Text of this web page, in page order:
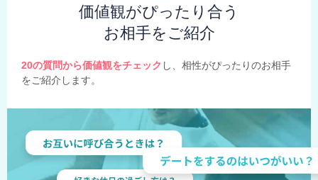
価値観がぴったり合う
お相手をご紹介
20の質問から価値観をチェック し、相性がぴったりのお相手
をご紹介します。